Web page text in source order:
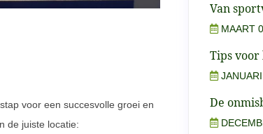
voor een succesvolle groei en
de juiste locatie:
Van
MAART
Tips voor
De